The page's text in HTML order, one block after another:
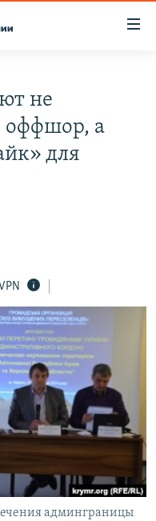
не
оффшор, а
для
админграницы